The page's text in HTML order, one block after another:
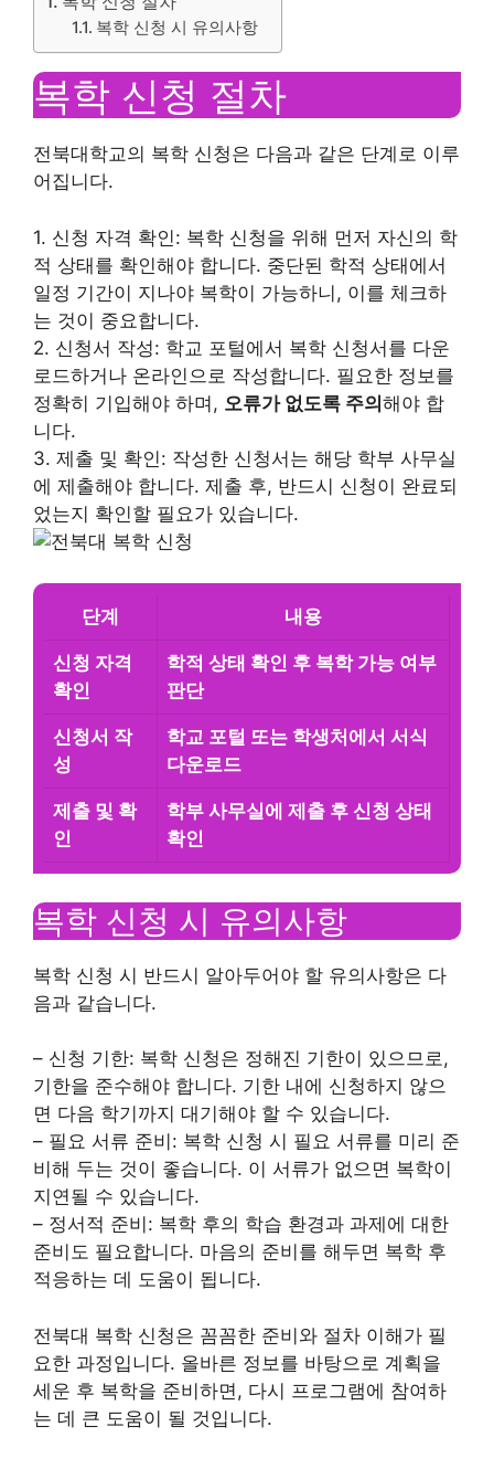
복학 신청 시 유의사항
복학 신청 절차
전북대학교의 복학 신청은 다음과 같은 단계로 이루
어집니다.
1. 신청 자격 확인: 복학 신청을 위해 먼저 자신의 학
적 상태를 확인해야 합니다. 중단된 학적 상태에서
일정 기간이 지나야 복학이 가능하니, 이를 체크하
는 것이 중요합니다.
2. 신청서 작성: 학교 포털에서 복학 신청서를 다운
로드하거나 온라인으로 작성합니다. 필요한 정보를
정확히 기입해야 하며, 오류가 없도록 주의해야 합
니다.
3. 제출 및 확인: 작성한 신청서는 해당 학부 사무실
에 제출해야 합니다. 제출 후, 반드시 신청이 완료되
었는지 확인할 필요가 있습니다.
단계 내용
신청 자격
확인
학적 상태 확인 후 복학 가능 여부
판단
신청서 작
성
학교 포털 또는 학생처에서 서식
다운로드
제출 및 확
인
학부 사무실에 제출 후 신청 상태
확인
복학 신청 시 유의사항
복학 신청 시 반드시 알아두어야 할 유의사항은 다
음과 같습니다.
– 신청 기한: 복학 신청은 정해진 기한이 있으므로,
기한을 준수해야 합니다. 기한 내에 신청하지 않으
면 다음 학기까지 대기해야 할 수 있습니다.
– 필요 서류 준비: 복학 신청 시 필요 서류를 미리 준
비해 두는 것이 좋습니다. 이 서류가 없으면 복학이
지연될 수 있습니다.
– 정서적 준비: 복학 후의 학습 환경과 과제에 대한
준비도 필요합니다. 마음의 준비를 해두면 복학 후
적응하는 데 도움이 됩니다.
전북대 복학 신청은 꼼꼼한 준비와 절차 이해가 필
요한 과정입니다. 올바른 정보를 바탕으로 계획을
세운 후 복학을 준비하면, 다시 프로그램에 참여하
는 데 큰 도움이 될 것입니다.